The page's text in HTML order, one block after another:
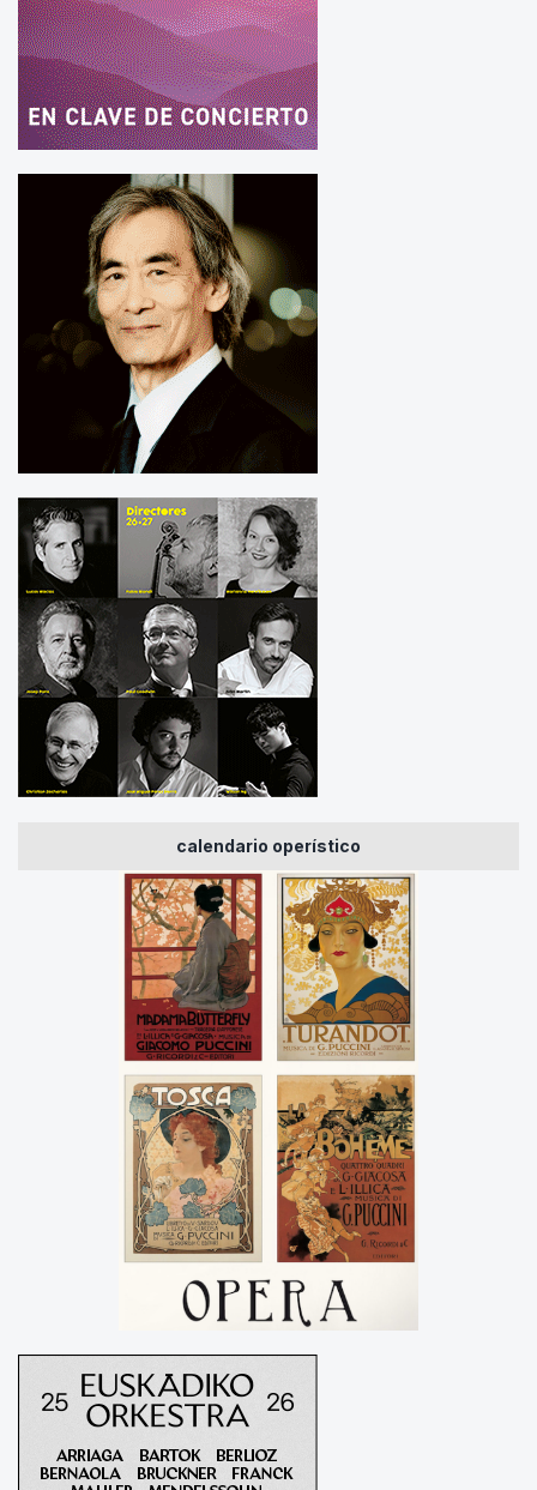
calendario operístico